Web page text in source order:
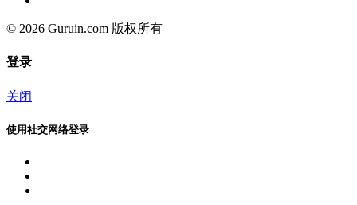
© 2026 Guruin.com 版权所有
登录
关闭
使用社交网络登录